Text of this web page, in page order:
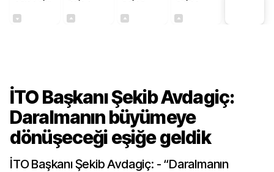
İTO Başkanı Şekib Avdagiç:
Daralmanın büyümeye
dönüşeceği eşiğe geldik
İTO Başkanı Şekib Avdagiç: - “Daralmanın